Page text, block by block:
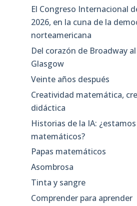
El Congreso Internacional
2026, en la cuna de la
norteamericana
Del corazón de Broadway
Glasgow
Veinte años después
Creatividad matemática,
didáctica
Historias de la IA:
matemáticos?
Papas matemáticos
Asombrosa
Tinta y sangre
Comprender para aprender